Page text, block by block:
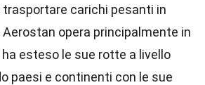
trasportare carichi pesanti in
opera principalmente in
esteso le sue rotte a livello
paesi e continenti con le sue